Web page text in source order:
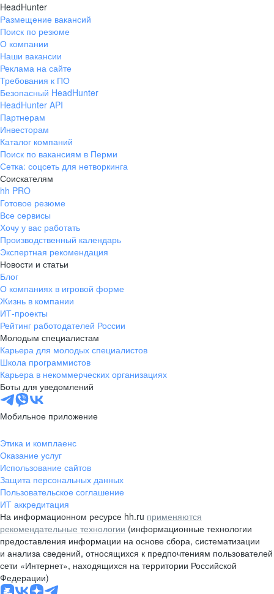
HeadHunter
Размещение вакансий
Поиск по резюме
О компании
Наши вакансии
Реклама на сайте
Требования к ПО
Безопасный HeadHunter
HeadHunter API
Партнерам
Инвесторам
Каталог компаний
Поиск по вакансиям в Перми
Сетка: соцсеть для нетворкинга
Соискателям
hh PRO
Готовое резюме
Все сервисы
Хочу у вас работать
Производственный календарь
Экспертная рекомендация
Новости и статьи
Блог
О компаниях в игровой форме
Жизнь в компании
ИТ-проекты
Рейтинг работодателей России
Молодым специалистам
Карьера для молодых специалистов
Школа программистов
Карьера в некоммерческих организациях
Боты для уведомлений
Мобильное приложение
Этика и комплаенс
Оказание услуг
Использование сайтов
Защита персональных данных
Пользовательское соглашение
ИТ аккредитация
На информационном ресурсе hh.ru применяются
рекомендательные технологии (информационные технологии
предоставления информации на основе сбора, систематизации
и анализа сведений, относящихся к предпочтениям пользователей
сети «Интернет», находящихся на территории Российской
Федерации)